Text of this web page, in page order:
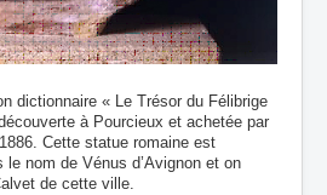
dictionnaire « Le Trésor du Félibrige
à Pourcieux et achetée par
Cette statue romaine est
le nom de Vénus d’Avignon et on
de cette ville.